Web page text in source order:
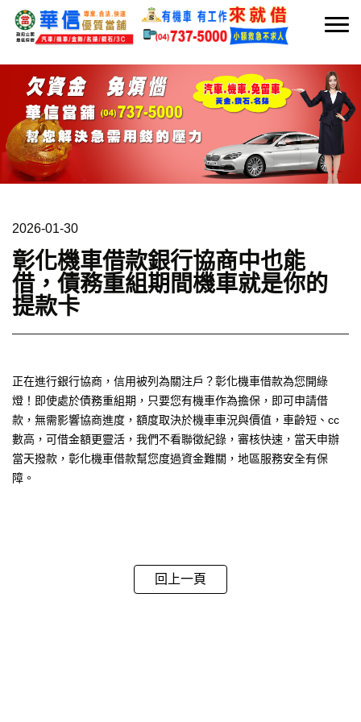
2026-01-30
彰化機車借款銀行協商中也能
借，債務重組期間機車就是你的
提款卡
正在進行銀行協商，信用被列為關注戶？彰化機車借款為您開綠
燈！即使處於債務重組期，只要您有機車作為擔保，即可申請借
款，無需影響協商進度，額度取決於機車車況與價值，車齡短、cc
數高，可借金額更靈活，我們不看聯徵紀錄，審核快速，當天申辦
當天撥款，彰化機車借款幫您度過資金難關，地區服務安全有保
障。
回上一頁